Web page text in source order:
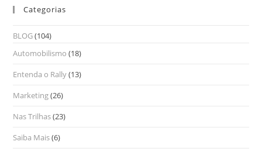
Categorias
BLOG(104)
Automobilismo (18)
Entenda o Rally(13)
Marketing(26)
Nas Trilhas(23)
Saiba Mais(6)